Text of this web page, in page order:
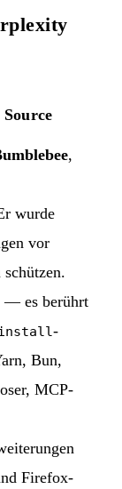
,
wurde
vor
— es berührt
-
Bun,
MCP-
Firefox-